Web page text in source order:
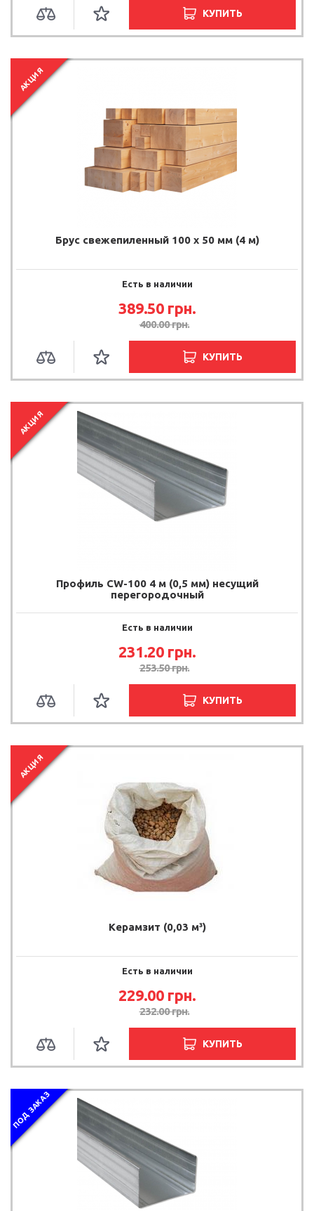
КУПИТЬ
АКЦИЯ
Брус свежепиленный 100 х 50 мм (4 м)
Есть в наличии
389.50 грн.
400.00 грн.
КУПИТЬ
АКЦИЯ
Профиль CW-100 4 м (0,5 мм) несущий
перегородочный
Есть в наличии
231.20 грн.
253.50 грн.
КУПИТЬ
АКЦИЯ
Керамзит (0,03 м³)
Есть в наличии
229.00 грн.
232.00 грн.
КУПИТЬ
ПОД ЗАКАЗ